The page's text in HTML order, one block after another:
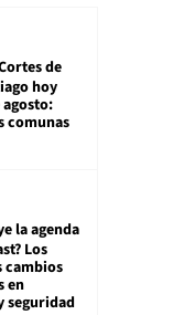
de
hoy
agosto:
comunas
la agenda
Los
cambios
en
seguridad